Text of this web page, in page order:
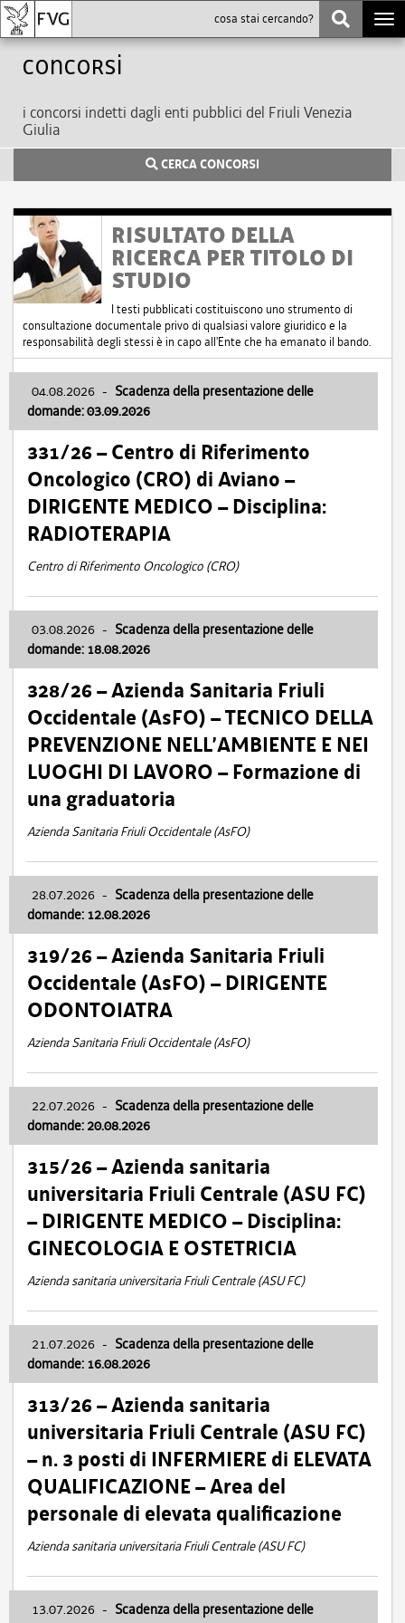
Concorsi
i concorsi indetti dagli enti pubblici del Friuli Venezia
Giulia
CERCA CONCORSI
RISULTATO DELLA
RICERCA PER TITOLO DI
STUDIO
I testi pubblicati costituiscono uno strumento di
consultazione documentale privo di qualsiasi valore giuridico e la
responsabilità degli stessi è in capo all'Ente che ha emanato il bando.
04.08.2026 - Scadenza della presentazione delle
domande: 03.09.2026
331/26 – Centro di Riferimento
Oncologico (CRO) di Aviano –
DIRIGENTE MEDICO – Disciplina:
RADIOTERAPIA
Centro di Riferimento Oncologico (CRO)
03.08.2026 - Scadenza della presentazione delle
domande: 18.08.2026
328/26 – Azienda Sanitaria Friuli
Occidentale (AsFO) – TECNICO DELLA
PREVENZIONE NELL’AMBIENTE E NEI
LUOGHI DI LAVORO – Formazione di
una graduatoria
Azienda Sanitaria Friuli Occidentale (AsFO)
28.07.2026 - Scadenza della presentazione delle
domande: 12.08.2026
319/26 – Azienda Sanitaria Friuli
Occidentale (AsFO) – DIRIGENTE
ODONTOIATRA
Azienda Sanitaria Friuli Occidentale (AsFO)
22.07.2026 - Scadenza della presentazione delle
domande: 20.08.2026
315/26 – Azienda sanitaria
universitaria Friuli Centrale (ASU FC)
– DIRIGENTE MEDICO – Disciplina:
GINECOLOGIA E OSTETRICIA
Azienda sanitaria universitaria Friuli Centrale (ASU FC)
21.07.2026 - Scadenza della presentazione delle
domande: 16.08.2026
313/26 – Azienda sanitaria
universitaria Friuli Centrale (ASU FC)
– n. 3 posti di INFERMIERE di ELEVATA
QUALIFICAZIONE – Area del
personale di elevata qualificazione
Azienda sanitaria universitaria Friuli Centrale (ASU FC)
13.07.2026 - Scadenza della presentazione delle